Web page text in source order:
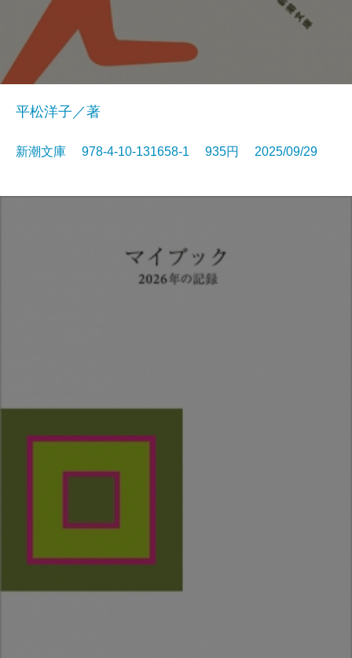
平松洋子／著
新潮文庫 978-4-10-131658-1 935円 2025/09/29